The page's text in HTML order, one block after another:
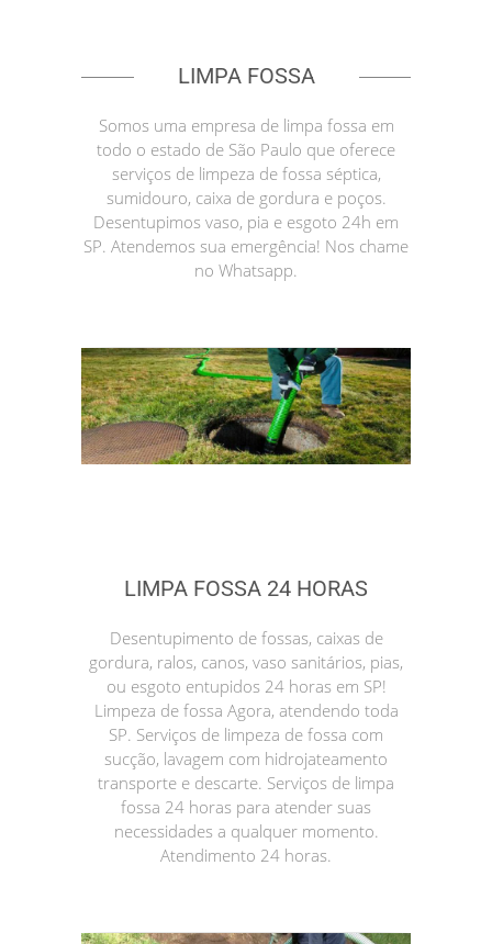
LIMPA FOSSA
Somos uma empresa de limpa fossa em
todo o estado de São Paulo que oferece
serviços de limpeza de fossa séptica,
sumidouro, caixa de gordura e poços.
Desentupimos vaso, pia e esgoto 24h em
SP. Atendemos sua emergência! Nos chame
no Whatsapp.
LIMPA FOSSA 24 HORAS
Desentupimento de fossas, caixas de
gordura, ralos, canos, vaso sanitários, pias,
ou esgoto entupidos 24 horas em SP!
Limpeza de fossa Agora, atendendo toda
SP. Serviços de limpeza de fossa com
sucção, lavagem com hidrojateamento
transporte e descarte. Serviços de limpa
fossa 24 horas para atender suas
necessidades a qualquer momento.
Atendimento 24 horas.